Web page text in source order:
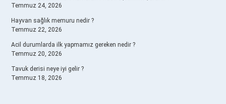
Temmuz 24, 2026
Hayvan sağlık memuru nedir ?
Temmuz 22, 2026
Acil durumlarda ilk yapmamız gereken nedir ?
Temmuz 20, 2026
Tavuk derisi neye iyi gelir ?
Temmuz 18, 2026